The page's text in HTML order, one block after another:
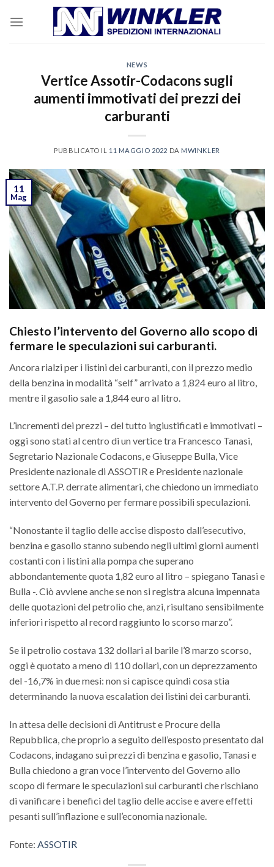
NEWS
Vertice Assotir-Codacons sugli
aumenti immotivati dei prezzi dei
carburanti
PUBBLICATO IL 11 MAGGIO 2022 DA MWINKLER
11
Mag
Chiesto l’intervento del Governo allo scopo di
fermare le speculazioni sui carburanti.
Ancora rialzi per i listini dei carburanti, con il prezzo medio
della benzina in modalità “self” arrivato a 1,824 euro al litro,
mentre il gasolio sale a 1,844 euro al litro.
L’incrementi dei prezzi – del tutto ingiustificati e immotivati –
oggi sono stati al centro di un vertice tra Francesco Tanasi,
Segretario Nazionale Codacons, e Giuseppe Bulla, Vice
Presidente nazionale di ASSOTIR e Presidente nazionale
settore A.T.P. derrate alimentari, che chiedono un immediato
intervento del Governo per fermare possibili speculazioni.
“Nonostante il taglio delle accise disposto dall’esecutivo,
benzina e gasolio stanno subendo negli ultimi giorni aumenti
costanti con i listini alla pompa che superano
abbondantemente quota 1,82 euro al litro – spiegano Tanasi e
Bulla -. Ciò avviene anche se non si registra alcuna impennata
delle quotazioni del petrolio che, anzi, risultano sensibilmente
inferiori rispetto al record raggiunto lo scorso marzo”.
Se il petrolio costava 132 dollari al barile l’8 marzo scorso,
oggi è quotato a meno di 110 dollari, con un deprezzamento
del -16,7% in due mesi: non si capisce quindi cosa stia
determinando la nuova escalation dei listini dei carburanti.
In attesa delle decisioni di Antitrust e Procure della
Repubblica, che proprio a seguito dell’esposto presentato dal
Codacons, indagano sui prezzi di benzina e gasolio, Tanasi e
Bulla chiedono a gran voce l’intervento del Governo allo
scopo di fermare le speculazioni sui carburanti che rischiano
di vanificare i benefici del taglio delle accise e avere effetti
pesanti sull’inflazione e sull’economia nazionale.
Fonte: ASSOTIR